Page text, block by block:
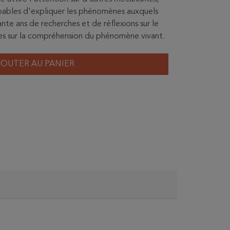
d'expliquer les phénomènes auxquels
ans de recherches et de réflexions sur le
sur la compréhension du phénomène vivant.
AU PANIER